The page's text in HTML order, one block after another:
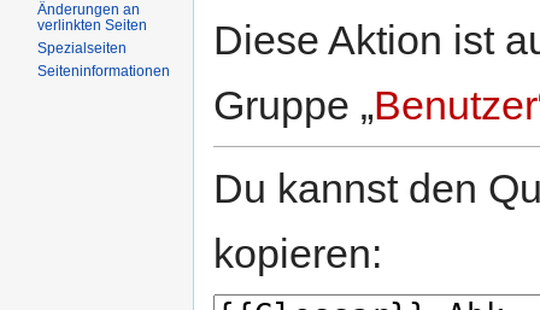
Diese Aktion ist
Gruppe „Benutzer
Du kannst den
kopieren:
Änderungen an
verlinkten Seiten
Spezialseiten
Seiten­informationen